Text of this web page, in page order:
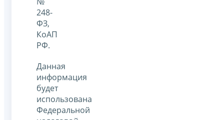
248-
ФЗ,
КоАП
РФ.
Данная
информация
будет
использована
Федеральной